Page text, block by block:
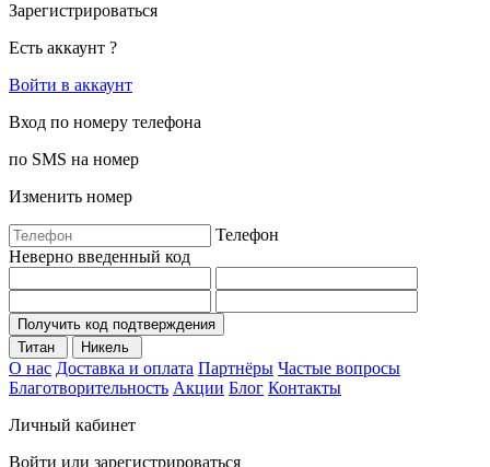
Зарегистрироваться
Есть аккаунт ?
Войти в аккаунт
Вход по номеру телефона
по SMS на номер
Изменить номер
Телефон
Неверно введенный код
Получить код подтверждения
Титан
Никель
О нас Доставка и оплата Партнёры Частые вопросы
Благотворительность Акции Блог Контакты
Личный кабинет
Войти или зарегистрироваться